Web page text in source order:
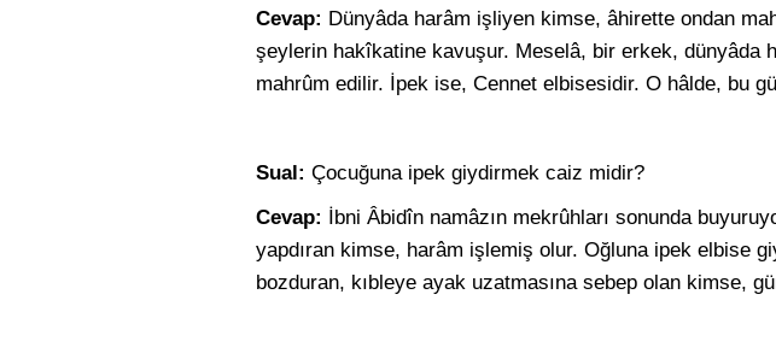
Cevap: Dünyâda harâm işliyen kimse, âhirette ondan
şeylerin hakîkatine kavuşur. Meselâ, bir erkek, dünyâda
mahrûm edilir. İpek ise, Cennet elbisesidir. O hâlde, bu
Sual: Çocuğuna ipek giydirmek caiz midir?
Cevap: İbni Âbidîn namâzın mekrûhları sonunda
yapdıran kimse, harâm işlemiş olur. Oğluna ipek elbise
bozduran, kıbleye ayak uzatmasına sebep olan kimse,